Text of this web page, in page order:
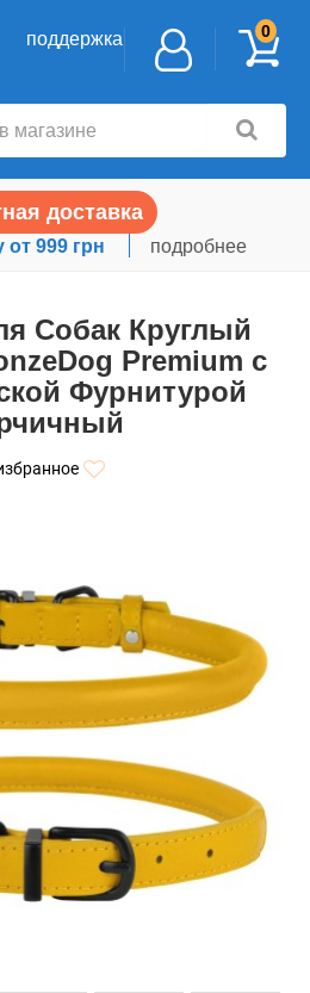
поддержка 0
доставка
от 999 грн подробнее
Собак Круглый
Premium с
Фурнитурой